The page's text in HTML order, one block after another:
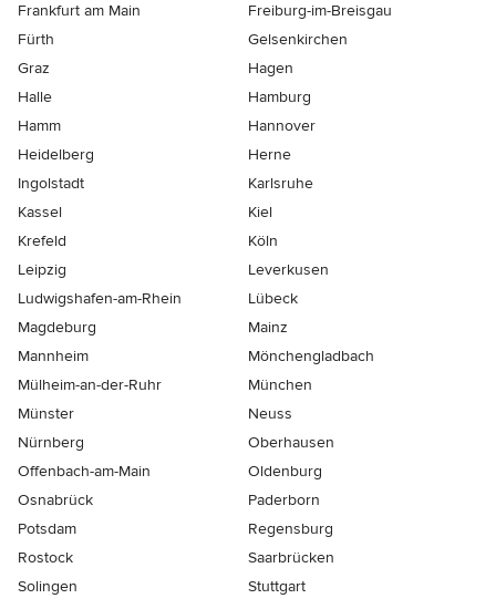
Frankfurt am Main
Freiburg-im-Breisgau
Fürth
Gelsenkirchen
Graz
Hagen
Halle
Hamburg
Hamm
Hannover
Heidelberg
Herne
Ingolstadt
Karlsruhe
Kassel
Kiel
Krefeld
Köln
Leipzig
Leverkusen
Ludwigshafen-am-Rhein
Lübeck
Magdeburg
Mainz
Mannheim
Mönchen­gladbach
Mülheim-an-der-Ruhr
München
Münster
Neuss
Nürnberg
Oberhausen
Offenbach-am-Main
Oldenburg
Osnabrück
Paderborn
Potsdam
Regensburg
Rostock
Saarbrücken
Solingen
Stuttgart